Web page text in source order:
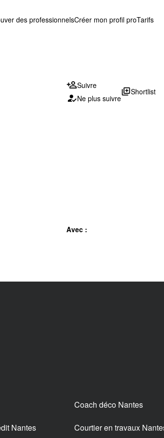
des professionnelsCréer mon profil proTarifs
Suivre
Ne plus suivre
library_addShortlist
Avec :
Coach déco Nantes
Nantes Courtier en travaux